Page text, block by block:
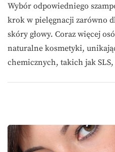
Wybór odpowiedniego
krok w pielęgnacji zarówno
skóry głowy. Coraz więcej
naturalne kosmetyki,
chemicznych, takich jak